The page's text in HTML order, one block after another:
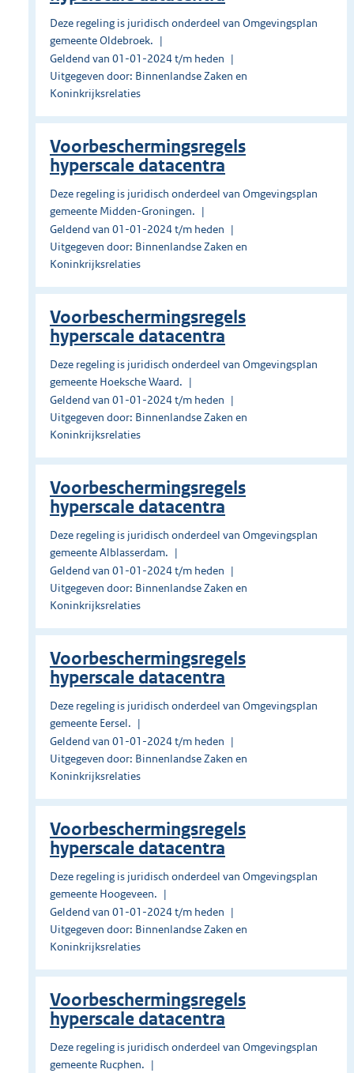
Deze regeling is juridisch onderdeel van Omgevingsplan
gemeente Oldebroek.
Geldend van 01-01-2024 t/m heden
Uitgegeven door: Binnenlandse Zaken en
Koninkrijksrelaties
Voorbeschermingsregels
hyperscale datacentra
Deze regeling is juridisch onderdeel van Omgevingsplan
gemeente Midden-Groningen.
Geldend van 01-01-2024 t/m heden
Uitgegeven door: Binnenlandse Zaken en
Koninkrijksrelaties
Voorbeschermingsregels
hyperscale datacentra
Deze regeling is juridisch onderdeel van Omgevingsplan
gemeente Hoeksche Waard.
Geldend van 01-01-2024 t/m heden
Uitgegeven door: Binnenlandse Zaken en
Koninkrijksrelaties
Voorbeschermingsregels
hyperscale datacentra
Deze regeling is juridisch onderdeel van Omgevingsplan
gemeente Alblasserdam.
Geldend van 01-01-2024 t/m heden
Uitgegeven door: Binnenlandse Zaken en
Koninkrijksrelaties
Voorbeschermingsregels
hyperscale datacentra
Deze regeling is juridisch onderdeel van Omgevingsplan
gemeente Eersel.
Geldend van 01-01-2024 t/m heden
Uitgegeven door: Binnenlandse Zaken en
Koninkrijksrelaties
Voorbeschermingsregels
hyperscale datacentra
Deze regeling is juridisch onderdeel van Omgevingsplan
gemeente Hoogeveen.
Geldend van 01-01-2024 t/m heden
Uitgegeven door: Binnenlandse Zaken en
Koninkrijksrelaties
Voorbeschermingsregels
hyperscale datacentra
Deze regeling is juridisch onderdeel van Omgevingsplan
gemeente Rucphen.